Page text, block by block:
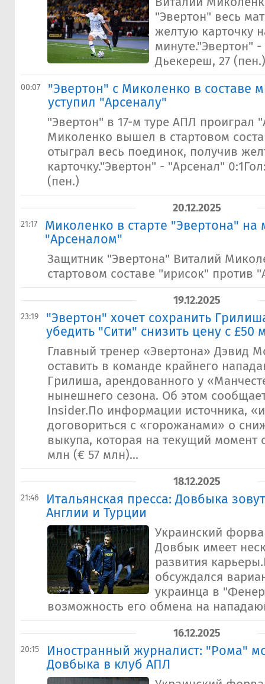
"Эвертон" весь
желтую карточку
минуте."Эвертон"
Дьекереш, 27 (пен.)
00:07
"Эвертон" с Миколенко в составе
уступил "Арсеналу"
"Эвертон" в 17-м туре АПЛ проиграл
Миколенко вышел в стартовом
отыграл весь поединок, получив
карточку."Эвертон" - "Арсенал"
(пен.)
20.12.2025
21:17
Миколенко в старте "Эвертона" на
"Арсеналом"
Защитник "Эвертона" Виталий
стартовом составе "ирисок" против
19.12.2025
23:19
"Эвертон" хочет сохранить
убедить "Сити" снизить цену с £50
Главный тренер «Эвертона» Дэвид
оставить в команде крайнего
Грилиша, арендованного у
нынешнего сезона. Об этом
Insider.По информации источника,
договориться с «горожанами» о
выкупа, которая на текущий момент
млн (€ 57 млн)...
18.12.2025
21:46
Итальянская пресса: Довбыка
Англии и Турции
Украинский
Довбык имеет
развития
обсуждался
украинца в
возможность его обмена на
16.12.2025
20:15
Иностранный журналист: "Рома"
Довбыка в клуб АПЛ